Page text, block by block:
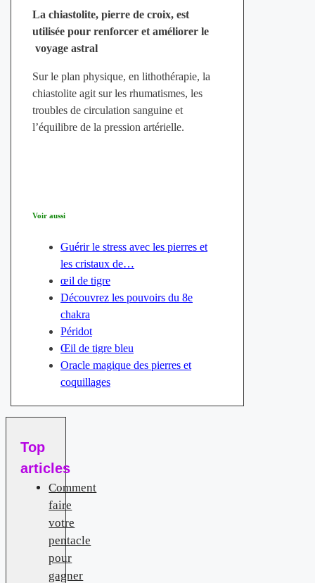
La chiastolite, pierre de croix, est
utilisée pour renforcer et améliorer le
voyage astral
Sur le plan physique, en lithothérapie, la
chiastolite agit sur les rhumatismes, les
troubles de circulation sanguine et
l’équilibre de la pression artérielle.
Voir aussi
Guérir le stress avec les pierres et
les cristaux de…
œil de tigre
Découvrez les pouvoirs du 8e
chakra
Péridot
Œil de tigre bleu
Oracle magique des pierres et
coquillages
Top
articles
Comment
faire
votre
pentacle
pour
gagner